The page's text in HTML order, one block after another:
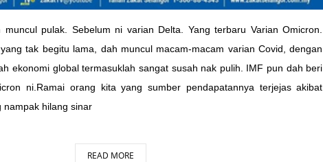
pulak. Sebelum ni varian Delta. Yang terbaru Varian Omicron.
tak begitu lama, dah muncul macam-macam varian Covid, dengan
ekonomi global termasuklah sangat susah nak pulih. IMF pun dah beri
ni.Ramai orang kita yang sumber pendapatannya terjejas akibat
nampak hilang sinar
READ MORE